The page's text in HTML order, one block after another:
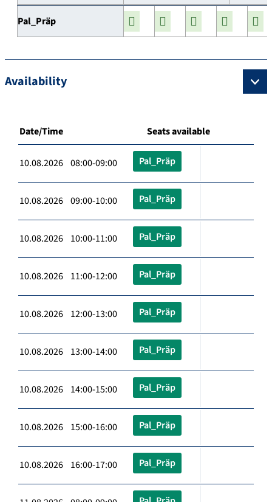
Pal_Präp
Availability
Date/Time Seats available
10.08.2026 08:00-09:00 Pal_Präp
10.08.2026 09:00-10:00 Pal_Präp
10.08.2026 10:00-11:00 Pal_Präp
10.08.2026 11:00-12:00 Pal_Präp
10.08.2026 12:00-13:00 Pal_Präp
10.08.2026 13:00-14:00 Pal_Präp
10.08.2026 14:00-15:00 Pal_Präp
10.08.2026 15:00-16:00 Pal_Präp
10.08.2026 16:00-17:00 Pal_Präp